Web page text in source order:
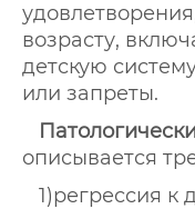
возрасту,
детскую
или запреты.
описывается
1)регрессия к